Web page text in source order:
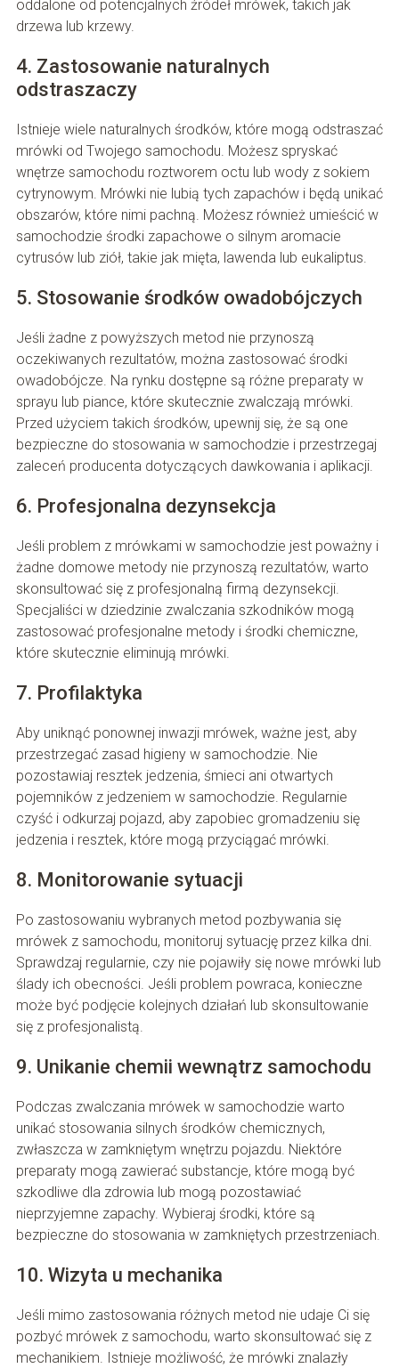
oddalone od potencjalnych źródeł mrówek, takich jak
drzewa lub krzewy.
4. Zastosowanie naturalnych
odstraszaczy
Istnieje wiele naturalnych środków, które mogą odstraszać
mrówki od Twojego samochodu. Możesz spryskać
wnętrze samochodu roztworem octu lub wody z sokiem
cytrynowym. Mrówki nie lubią tych zapachów i będą unikać
obszarów, które nimi pachną. Możesz również umieścić w
samochodzie środki zapachowe o silnym aromacie
cytrusów lub ziół, takie jak mięta, lawenda lub eukaliptus.
5. Stosowanie środków owadobójczych
Jeśli żadne z powyższych metod nie przynoszą
oczekiwanych rezultatów, można zastosować środki
owadobójcze. Na rynku dostępne są różne preparaty w
sprayu lub piance, które skutecznie zwalczają mrówki.
Przed użyciem takich środków, upewnij się, że są one
bezpieczne do stosowania w samochodzie i przestrzegaj
zaleceń producenta dotyczących dawkowania i aplikacji.
6. Profesjonalna dezynsekcja
Jeśli problem z mrówkami w samochodzie jest poważny i
żadne domowe metody nie przynoszą rezultatów, warto
skonsultować się z profesjonalną firmą dezynsekcji.
Specjaliści w dziedzinie zwalczania szkodników mogą
zastosować profesjonalne metody i środki chemiczne,
które skutecznie eliminują mrówki.
7. Profilaktyka
Aby uniknąć ponownej inwazji mrówek, ważne jest, aby
przestrzegać zasad higieny w samochodzie. Nie
pozostawiaj resztek jedzenia, śmieci ani otwartych
pojemników z jedzeniem w samochodzie. Regularnie
czyść i odkurzaj pojazd, aby zapobiec gromadzeniu się
jedzenia i resztek, które mogą przyciągać mrówki.
8. Monitorowanie sytuacji
Po zastosowaniu wybranych metod pozbywania się
mrówek z samochodu, monitoruj sytuację przez kilka dni.
Sprawdzaj regularnie, czy nie pojawiły się nowe mrówki lub
ślady ich obecności. Jeśli problem powraca, konieczne
może być podjęcie kolejnych działań lub skonsultowanie
się z profesjonalistą.
9. Unikanie chemii wewnątrz samochodu
Podczas zwalczania mrówek w samochodzie warto
unikać stosowania silnych środków chemicznych,
zwłaszcza w zamkniętym wnętrzu pojazdu. Niektóre
preparaty mogą zawierać substancje, które mogą być
szkodliwe dla zdrowia lub mogą pozostawiać
nieprzyjemne zapachy. Wybieraj środki, które są
bezpieczne do stosowania w zamkniętych przestrzeniach.
10. Wizyta u mechanika
Jeśli mimo zastosowania różnych metod nie udaje Ci się
pozbyć mrówek z samochodu, warto skonsultować się z
mechanikiem. Istnieje możliwość, że mrówki znalazły